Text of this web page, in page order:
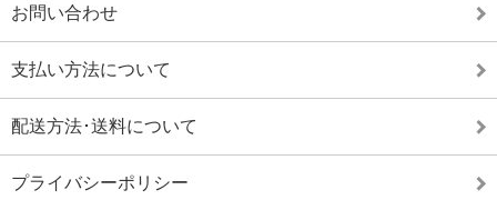
お問い合わせ
支払い方法について
配送方法･送料について
プライバシーポリシー